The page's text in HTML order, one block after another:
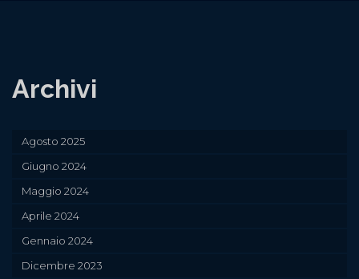
Archivi
Agosto 2025
Giugno 2024
Maggio 2024
Aprile 2024
Gennaio 2024
Dicembre 2023